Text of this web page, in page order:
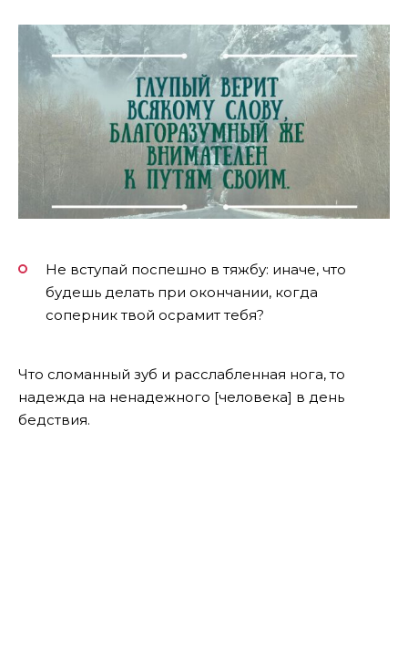
Не вступай поспешно в тяжбу: иначе, что
будешь делать при окончании, когда
соперник твой осрамит тебя?
Что сломанный зуб и расслабленная нога, то
надежда на ненадежного [человека] в день
бедствия.